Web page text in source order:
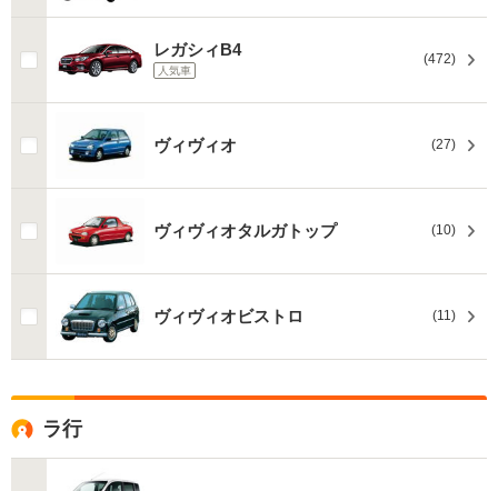
レガシィB4
人気車
(472)
ヴィヴィオ (27)
ヴィヴィオタルガトップ (10)
ヴィヴィオビストロ (11)
ラ行